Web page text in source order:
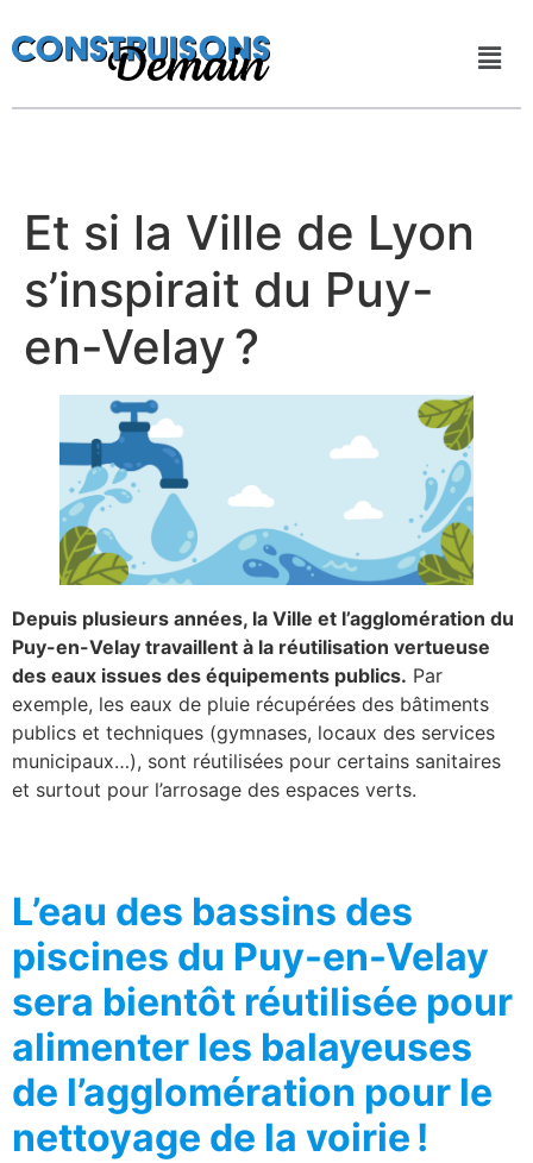
Et si la Ville de Lyon
s’inspirait du Puy-
en-Velay ?
Depuis plusieurs années, la Ville et l’agglomération du
Puy-en-Velay travaillent à la réutilisation vertueuse
des eaux issues des équipements publics. Par
exemple, les eaux de pluie récupérées des bâtiments
publics et techniques (gymnases, locaux des services
municipaux…), sont réutilisées pour certains sanitaires
et surtout pour l’arrosage des espaces verts.
L’eau des bassins des
piscines du Puy-en-Velay
sera bientôt réutilisée pour
alimenter les balayeuses
de l’agglomération pour le
nettoyage de la voirie !